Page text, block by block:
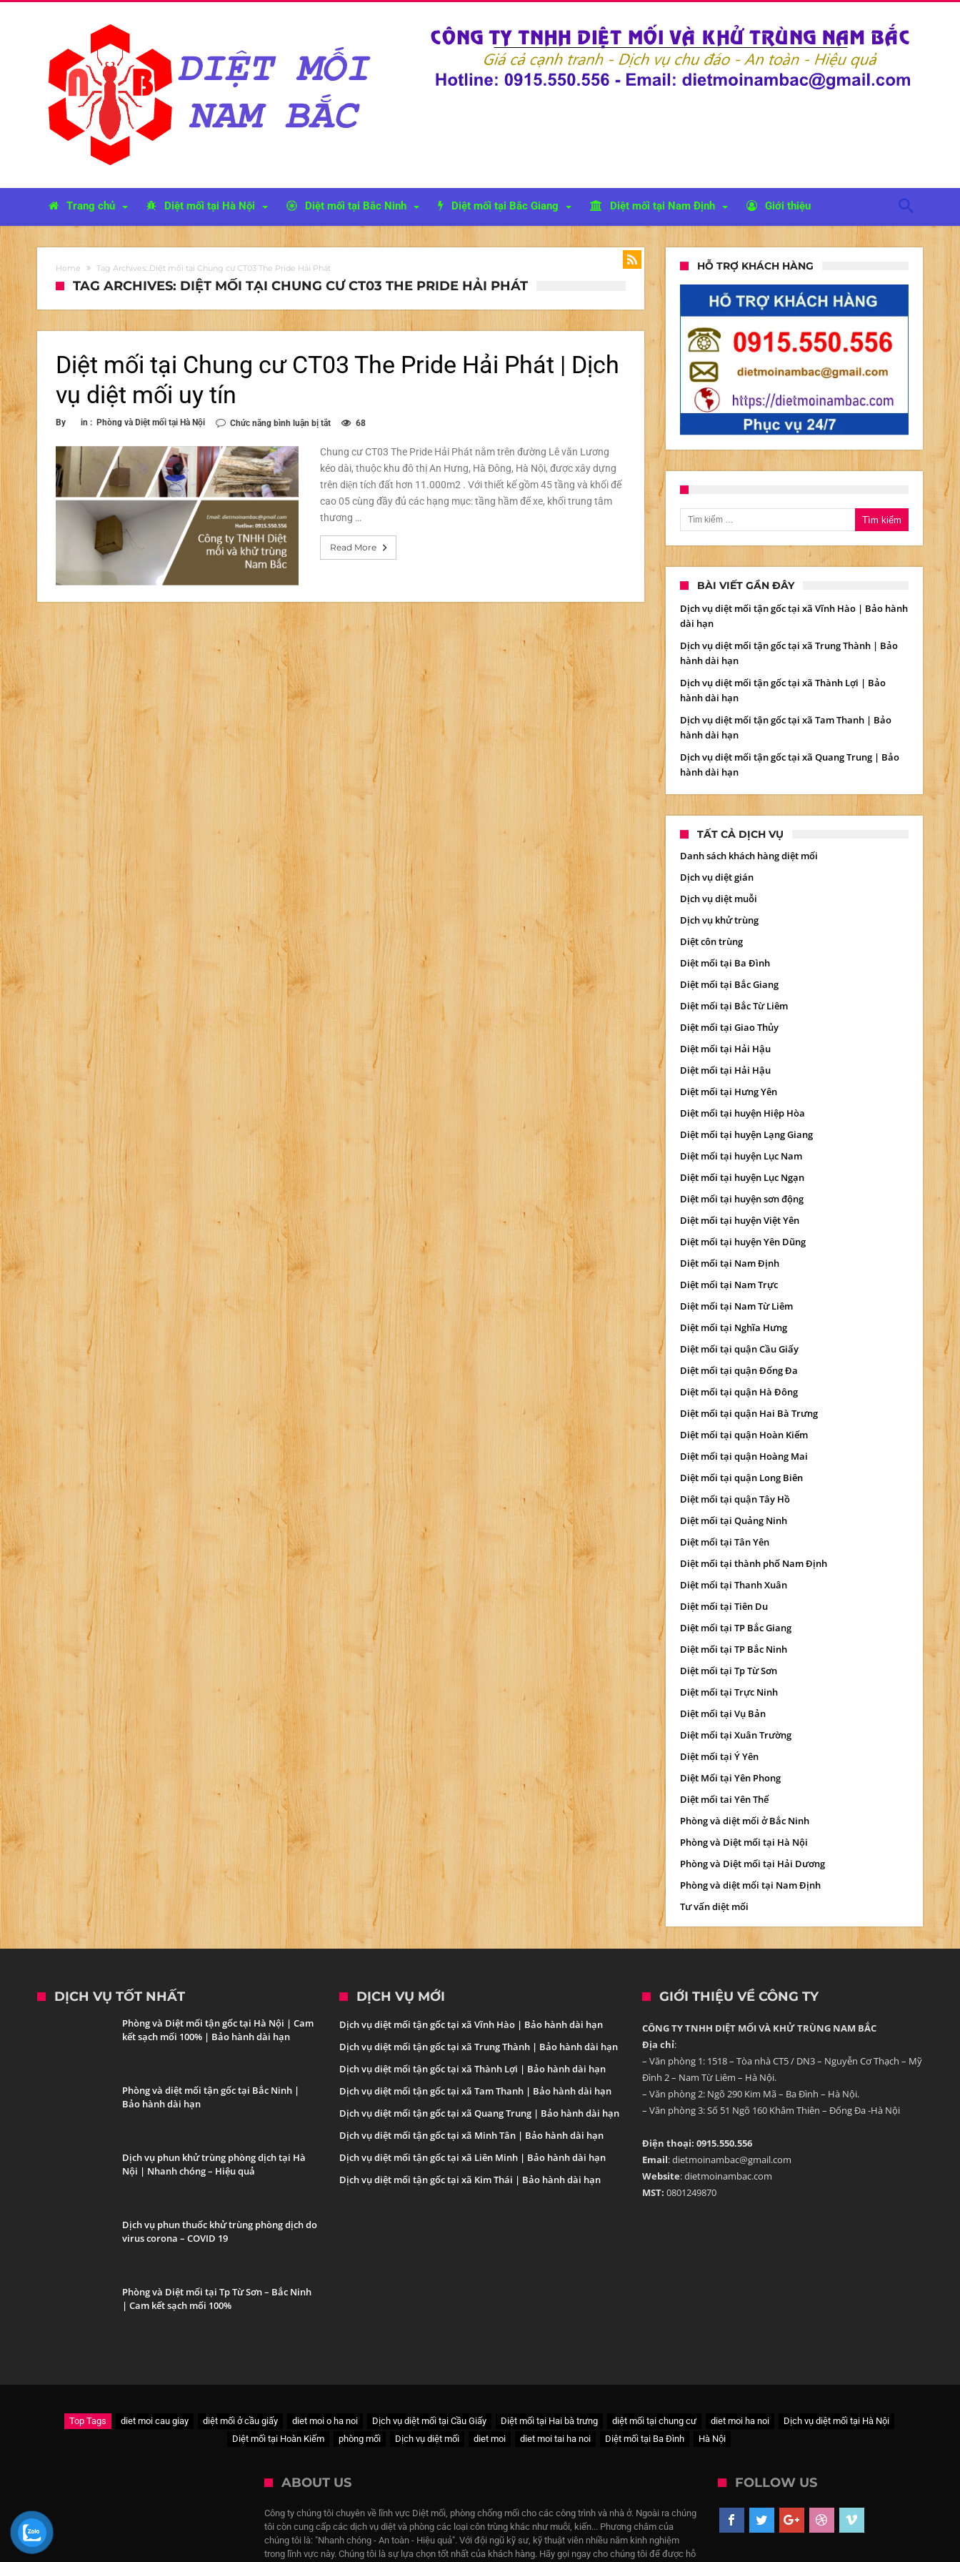
Trang chủ Diệt mối tại Hà Nội Diệt mối tại Bắc Ninh Diệt mối tại Bắc Giang Diệt mối tại Nam Định Giới thiệu
Home Tag Archives: Diệt mối tại Chung cư CT03 The Pride Hải Phát
TAG ARCHIVES: DIỆT MỐI TẠI CHUNG CƯ CT03 THE PRIDE HẢI PHÁT
Diệt mối tại Chung cư CT03 The Pride Hải Phát | Dịch
vụ diệt mối uy tín
By in : Phòng và Diệt mối tại Hà Nội Chức năng bình luận bị tắtở
tại
Chung
cư
CT03
The
Pride
Phát
|
Dịch
uy
68
Chung cư CT03 The Pride Hải Phát nằm trên đường Lê văn Lương
kéo dài, thuộc khu đô thị An Hưng, Hà Đông, Hà Nội, được xây dựng
trên diện tích đất hơn 11.000m2 . Với thiết kế gồm 45 tầng và khối đế
cao 05 cùng đầy đủ các hạng mục: tầng hầm để xe, khối trung tâm
thương …
Read More
HỖ TRỢ KHÁCH HÀNG
Tìm kiếm cho:
BÀI VIẾT GẦN ĐÂY
Dịch vụ diệt mối tận gốc tại xã Vĩnh Hào | Bảo hành
dài hạn
Dịch vụ diệt mối tận gốc tại xã Trung Thành | Bảo
hành dài hạn
Dịch vụ diệt mối tận gốc tại xã Thành Lợi | Bảo
hành dài hạn
Dịch vụ diệt mối tận gốc tại xã Tam Thanh | Bảo
hành dài hạn
Dịch vụ diệt mối tận gốc tại xã Quang Trung | Bảo
hành dài hạn
TẤT CẢ DỊCH VỤ
Danh sách khách hàng diệt mối
Dịch vụ diệt gián
Dịch vụ diệt muỗi
Dịch vụ khử trùng
Diệt côn trùng
Diệt mối tại Ba Đình
Diệt mối tại Bắc Giang
Diệt mối tại Bắc Từ Liêm
Diệt mối tại Giao Thủy
Diệt mối tại Hải Hậu
Diệt mối tại Hải Hậu
Diệt mối tại Hưng Yên
Diệt mối tại huyện Hiệp Hòa
Diệt mối tại huyện Lạng Giang
Diệt mối tại huyện Lục Nam
Diệt mối tại huyện Lục Ngạn
Diệt mối tại huyện sơn động
Diệt mối tại huyện Việt Yên
Diệt mối tại huyện Yên Dũng
Diệt mối tại Nam Định
Diệt mối tại Nam Trực
Diệt mối tại Nam Từ Liêm
Diệt mối tại Nghĩa Hưng
Diệt mối tại quận Cầu Giấy
Diệt mối tại quận Đống Đa
Diệt mối tại quận Hà Đông
Diệt mối tại quận Hai Bà Trưng
Diệt mối tại quận Hoàn Kiếm
Diệt mối tại quận Hoàng Mai
Diệt mối tại quận Long Biên
Diệt mối tại quận Tây Hồ
Diệt mối tại Quảng Ninh
Diệt mối tại Tân Yên
Diệt mối tại thành phố Nam Định
Diệt mối tại Thanh Xuân
Diệt mối tại Tiên Du
Diệt mối tại TP Bắc Giang
Diệt mối tại TP Bắc Ninh
Diệt mối tại Tp Từ Sơn
Diệt mối tại Trực Ninh
Diệt mối tại Vụ Bản
Diệt mối tại Xuân Trường
Diệt mối tại Ý Yên
Diệt Mối tại Yên Phong
Diệt mối tai Yên Thế
Phòng và diệt mối ở Bắc Ninh
Phòng và Diệt mối tại Hà Nội
Phòng và Diệt mối tại Hải Dương
Phòng và diệt mối tại Nam Định
Tư vấn diệt mối
DỊCH VỤ TỐT NHẤT
Phòng và Diệt mối tận gốc tại Hà Nội | Cam
kết sạch mối 100% | Bảo hành dài hạn
Phòng và diệt mối tận gốc tại Bắc Ninh |
Bảo hành dài hạn
Dịch vụ phun khử trùng phòng dịch tại Hà
Nội | Nhanh chóng – Hiệu quả
Dịch vụ phun thuốc khử trùng phòng dịch do
virus corona – COVID 19
Phòng và Diệt mối tại Tp Từ Sơn – Bắc Ninh
| Cam kết sạch mối 100%
DỊCH VỤ MỚI
Dịch vụ diệt mối tận gốc tại xã Vĩnh Hào | Bảo hành dài hạn
Dịch vụ diệt mối tận gốc tại xã Trung Thành | Bảo hành dài hạn
Dịch vụ diệt mối tận gốc tại xã Thành Lợi | Bảo hành dài hạn
Dịch vụ diệt mối tận gốc tại xã Tam Thanh | Bảo hành dài hạn
Dịch vụ diệt mối tận gốc tại xã Quang Trung | Bảo hành dài hạn
Dịch vụ diệt mối tận gốc tại xã Minh Tân | Bảo hành dài hạn
Dịch vụ diệt mối tận gốc tại xã Liên Minh | Bảo hành dài hạn
Dịch vụ diệt mối tận gốc tại xã Kim Thái | Bảo hành dài hạn
GIỚI THIỆU VỀ CÔNG TY
CÔNG TY TNHH DIỆT MỐI VÀ KHỬ TRÙNG NAM BẮC
Địa chỉ:
– Văn phòng 1: 1518 – Tòa nhà CT5 / DN3 – Nguyễn Cơ Thạch – Mỹ
Đình 2 – Nam Từ Liêm – Hà Nội.
– Văn phòng 2: Ngõ 290 Kim Mã – Ba Đình – Hà Nội.
– Văn phòng 3: Số 51 Ngõ 160 Khâm Thiên – Đống Đa -Hà Nội
Điện thoại: 0915.550.556
Email: dietmoinambac@gmail.com
Website: dietmoinambac.com
MST: 0801249870
Top Tags diet moi cau giay diệt mối ở cầu giấy diet moi o ha noi Dịch vụ diệt mối tại Cầu Giấy Diệt mối tại Hai bà trưng diệt mối tại chung cư diet moi ha noi
Dịch vụ diệt mối tại Hà Nội
Diệt mối tại Hoàn Kiếm
phòng mối Dịch vụ diệt mối diet moi diet moi tai ha noi Diệt mối tại Ba Đình Hà Nội
ABOUT US
Công ty chúng tôi chuyên về lĩnh vực Diệt mối, phòng chống mối cho các công trình và nhà ở. Ngoài ra chúng
tôi còn cung cấp các dịch vụ diệt và phòng các loại côn trùng khác như muỗi, kiến... Phương châm của
chúng tôi là: "Nhanh chóng - An toàn - Hiệu quả". Với đội ngũ kỹ sư, kỹ thuật viên nhiều năm kinh nghiệm
trong lĩnh vực này. Chúng tôi là sự lựa chọn tốt nhất của khách hàng. Hãy gọi ngay cho chúng tôi để được hỗ
FOLLOW US